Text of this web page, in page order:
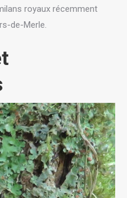
royaux récemment
de-Merle.